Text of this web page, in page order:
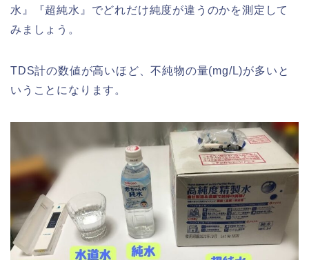
水』『超純水』でどれだけ純度が違うのかを測定して
みましょう。
TDS計の数値が高いほど、不純物の量(mg/L)が多いと
いうことになります。